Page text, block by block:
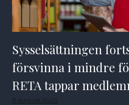
Sysselsättningen
försvinna i mindre
RETA tappar
6 augusti 2026